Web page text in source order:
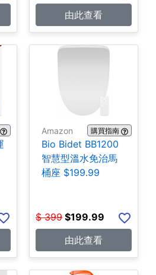
由此查看
Amazon 購買指南
Bio Bidet BB1200
智慧型溫水免治馬
桶座 $199.99
$ 399 $199.99
由此查看